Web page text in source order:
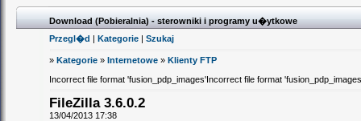
Download (Pobieralnia) - sterowniki i programy u�ytkowe
Przegl�d |Kategorie |Szukaj
»Kategorie »Internetowe »Klienty FTP
Incorrect file format 'fusion_pdp_images'Incorrect file format
FileZilla 3.6.0.2
13/04/2013 17:38